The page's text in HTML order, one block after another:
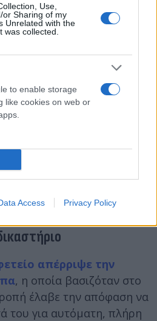
Use,
or Sharing of my
Unrelated with the
was collected.
to enable storage
like cookies on web or
Access Privacy Policy
απέρριψε την
, η οποία βασιζόταν στο
έλαβε την απόφαση να
του για αυτόματη, πλήρη